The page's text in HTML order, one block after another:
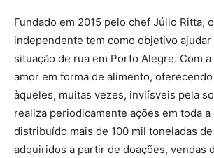
Fundado em 2015 pelo chef Júlio Ritta,
independente tem como objetivo ajudar
situação de rua em Porto Alegre. Com
amor em forma de alimento,
àqueles, muitas vezes, inviísveis pela
realiza periodicamente ações em toda
distribuído mais de 100 mil toneladas
adquiridos a partir de doações, vendas